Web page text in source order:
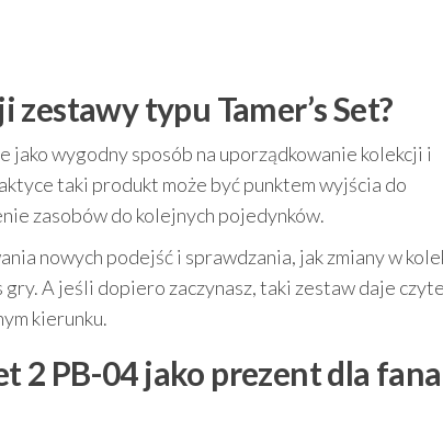
typu Tamer’s Set?
jako wygodny sposób na uporządkowanie kolekcji i
taki produkt może być punktem wyjścia do
zasobów do kolejnych pojedynków.
nowych podejść i sprawdzania, jak zmiany w
A jeśli dopiero zaczynasz, taki zestaw daje
kierunku.
2 PB-04 jako prezent dla fana